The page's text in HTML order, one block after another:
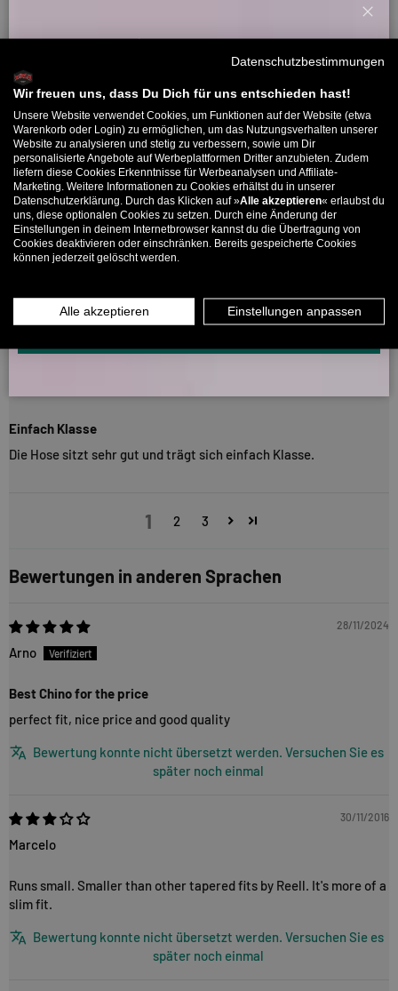
Schade
Bequem und schick
Sehr gut sitzende Chino, wahnsinnig bequem und sieht top aus.
05/10/2025
John Doe
Super Hose, hab inzwischen alle Farben und passt immer!
Einfach Klasse
Die Hose sitzt sehr gut und trägt sich einfach Klasse.
1 2 3
Bewertungen in anderen Sprachen
28/11/2024
Arno
Best Chino for the price
perfect fit, nice price and good quality
Bewertung konnte nicht übersetzt werden. Versuchen Sie es
später noch einmal
30/11/2016
Marcelo
Runs small. Smaller than other tapered fits by Reell. It's more of a
slim fit.
Bewertung konnte nicht übersetzt werden. Versuchen Sie es
später noch einmal
Willkommensbonus
Willkommens-Rabattcode direkt per Mail zugeschickt.
Bis zu 11% Rabatt auf deine erste Bestellung. Aufgepasst: Du
kannst nur 1x wählen! 🤫
5% ab €80 9% ab €100 11% ab €150 🔥
E-Mail
MÄNNER
INFOS ÜBER WHATSAPP? KEIN PROBLEM!
KLICK HIER UND SCHICKE UNS DIE VORGESCHRIEBENE NACHRICHT,
Datenschutzbestimmungen
Wir freuen uns, dass Du Dich für uns entschieden hast!
Unsere Website verwendet Cookies, um Funktionen auf der Website (etwa
Warenkorb oder Login) zu ermöglichen, um das Nutzungsverhalten unserer
Website zu analysieren und stetig zu verbessern, sowie um Dir
personalisierte Angebote auf Werbeplattformen Dritter anzubieten. Zudem
liefern diese Cookies Erkenntnisse für Werbeanalysen und Affiliate-
Marketing. Weitere Informationen zu Cookies erhältst du in unserer
Datenschutzerklärung. Durch das Klicken auf »Alle akzeptieren« erlaubst du
uns, diese optionalen Cookies zu setzen. Durch eine Änderung der
Einstellungen in deinem Internetbrowser kannst du die Übertragung von
Cookies deaktivieren oder einschränken. Bereits gespeicherte Cookies
können jederzeit gelöscht werden.
Alle akzeptieren Einstellungen anpassen